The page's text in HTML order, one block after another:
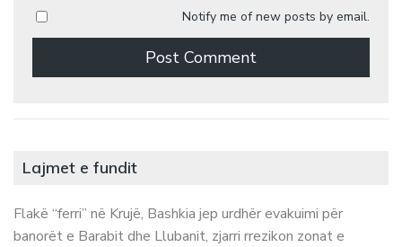
Notify me of new posts by email.
Lajmet e fundit
Flakë “ferri” në Krujë, Bashkia jep urdhër evakuimi për
banorët e Barabit dhe Llubanit, zjarri rrezikon zonat e